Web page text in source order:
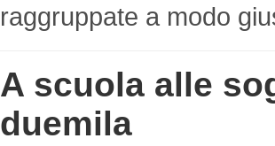
raggruppate a modo
A scuola alle
duemila